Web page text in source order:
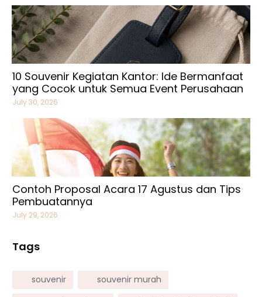
10 Souvenir Kegiatan Kantor: Ide Bermanfaat
yang Cocok untuk Semua Event Perusahaan
July 30, 2026
Contoh Proposal Acara 17 Agustus dan Tips
Pembuatannya
July 29, 2026
Tags
souvenir
souvenir murah